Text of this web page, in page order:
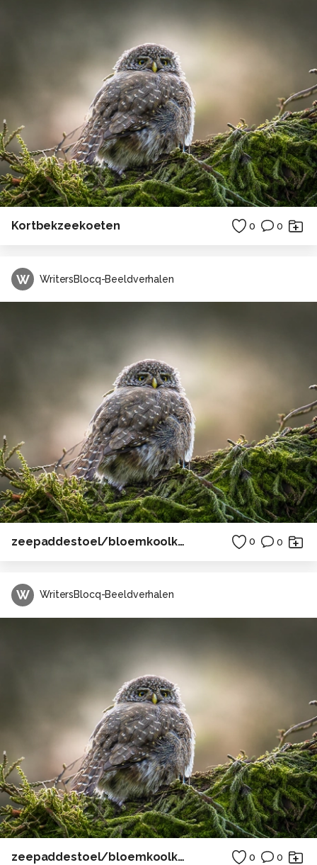
Kortbekzeekoeten 0 0
W WritersBlocq-Beeldverhalen
zeepaddestoel/bloemkoolkwal, oosterschelde 0 0
W WritersBlocq-Beeldverhalen
zeepaddestoel/bloemkoolkwal, Oosterschelde 0 0